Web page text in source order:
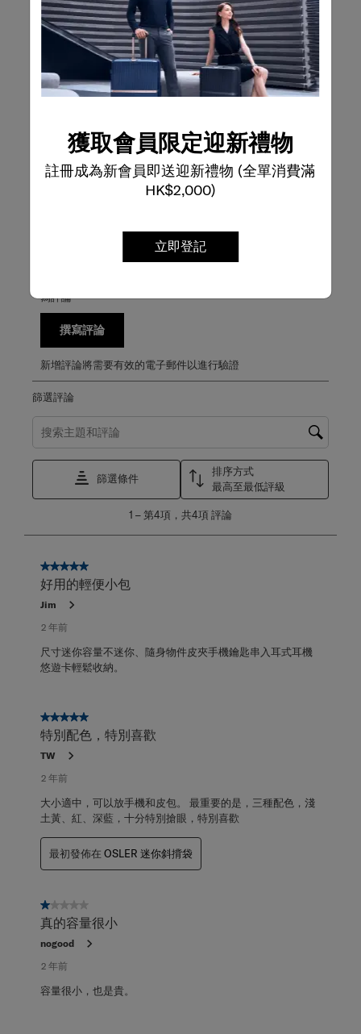
獲取會員限定迎新禮物
註冊成為新會員即送迎新禮物 (全單消費滿
HK$2,000)
立即登記
評級快照
從下方選擇一行過濾評論。
5星星級
2
0
0 個評論帶有 3
星級
0
0 個評論帶有 2
1星星級
2
4條評論
寫評論
撰寫評論
新增評論將需要有效的電子郵件以進行驗證
篩選評論
搜尋主題和評論搜尋區域
篩選條件
排序方式
最高至最低評級
第
項，
1 –第4項，共4項評論
5星，共5星。
好用的輕便小包
Jim
2 年前
尺寸迷你容量不迷你、隨身物件皮夾手機鑰匙串入耳式耳機
悠遊卡輕鬆收納。
5星，共5星。
特別配色，特別喜歡
TW
2 年前
大小適中，可以放手機和皮包。 最重要的是，三種配色，淺
土黃、紅、深藍，十分特別搶眼，特別喜歡
最初發佈在 OSLER 迷你斜揹袋
1星，共5星。
真的容量很小
nogood
2 年前
容量很小，也是貴。